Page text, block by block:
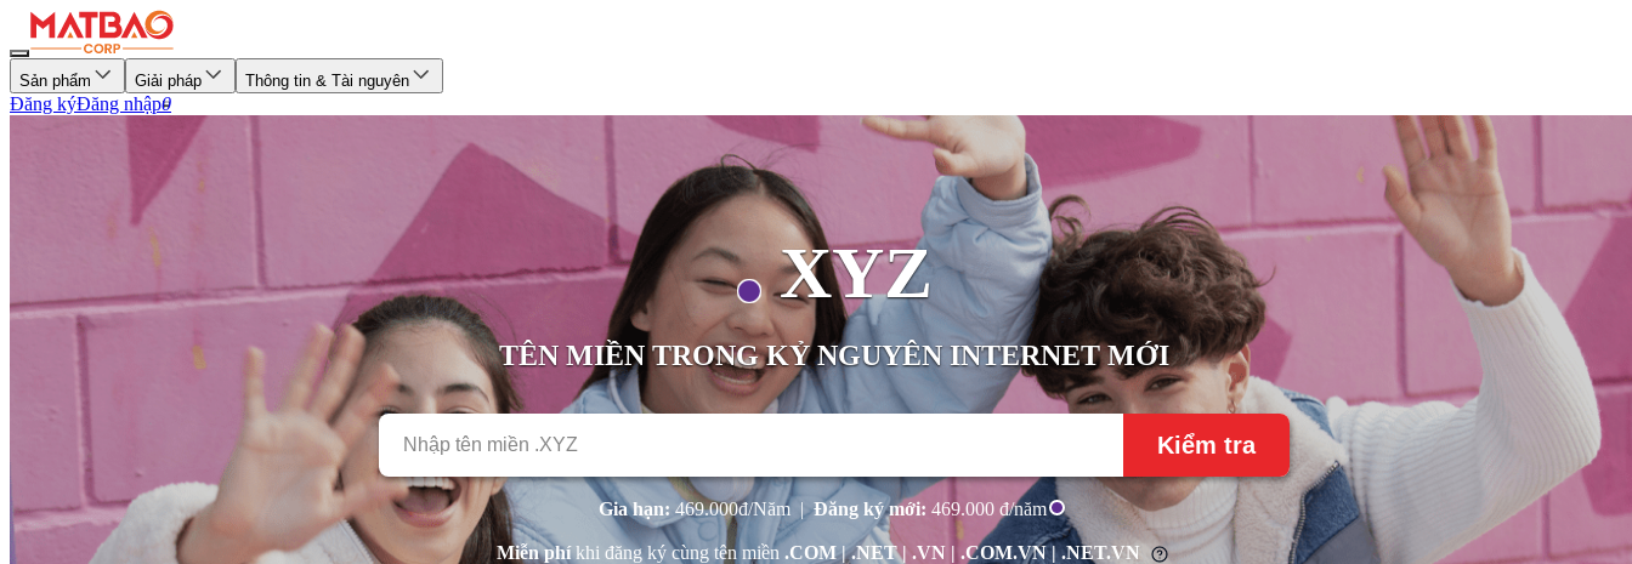
Sản phẩm Giải pháp Thông tin & Tài nguyên
Đăng kýĐăng nhập0
XYZ
TÊN MIỀN TRONG KỶ NGUYÊN INTERNET MỚI
Kiểm tra
Gia hạn: 469.000đ/Năm | Đăng ký mới: 469.000 đ/năm
Miễn phí khi đăng ký cùng tên miền .COM | .NET | .VN | .COM.VN | .NET.VN